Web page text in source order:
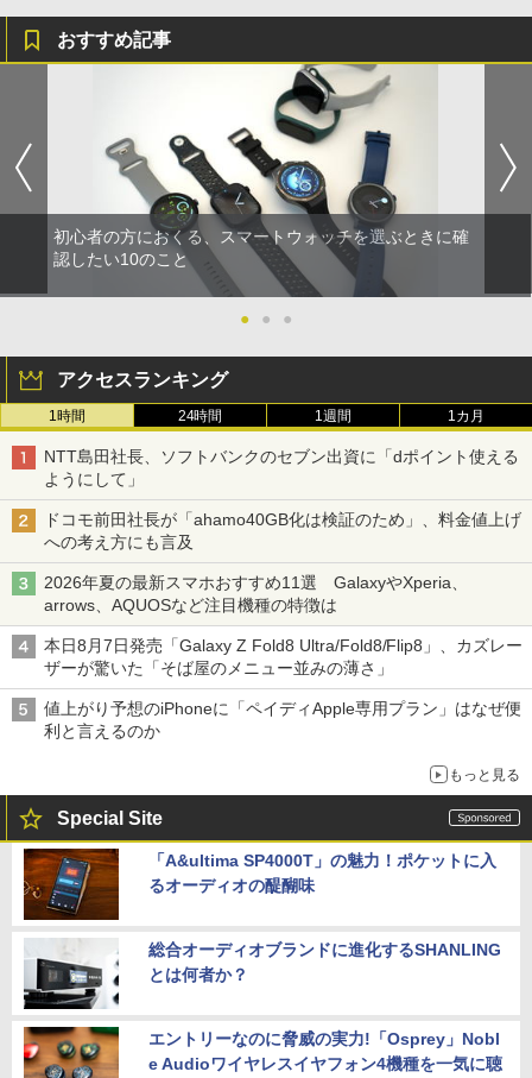
おすすめ記事
初心者の方におくる、スマートウォッチを選ぶときに確
認したい10のこと
● ● ●
アクセスランキング
1時間 24時間 1週間 1カ月
NTT島田社長、ソフトバンクのセブン出資に「dポイント使える
ようにして」
ドコモ前田社長が「ahamo40GB化は検証のため」、料金値上げ
への考え方にも言及
2026年夏の最新スマホおすすめ11選 GalaxyやXperia、
arrows、AQUOSなど注目機種の特徴は
本日8月7日発売「Galaxy Z Fold8 Ultra/Fold8/Flip8」、カズレー
ザーが驚いた「そば屋のメニュー並みの薄さ」
値上がり予想のiPhoneに「ペイディApple専用プラン」はなぜ便
利と言えるのか
もっと見る
Special Site
「A&ultima SP4000T」の魅力！ポケットに入
るオーディオの醍醐味
総合オーディオブランドに進化するSHANLING
とは何者か？
エントリーなのに脅威の実力!「Osprey」Nobl
e Audioワイヤレスイヤフォン4機種を一気に聴